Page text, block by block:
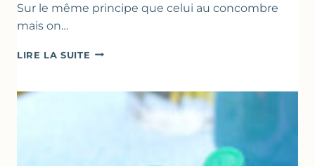
Sur le même principe que celui au concombre
mais on…
LIRE LA SUITE COMME
À
COURGETTE…